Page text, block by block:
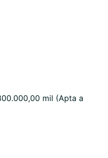
mil (Apta a